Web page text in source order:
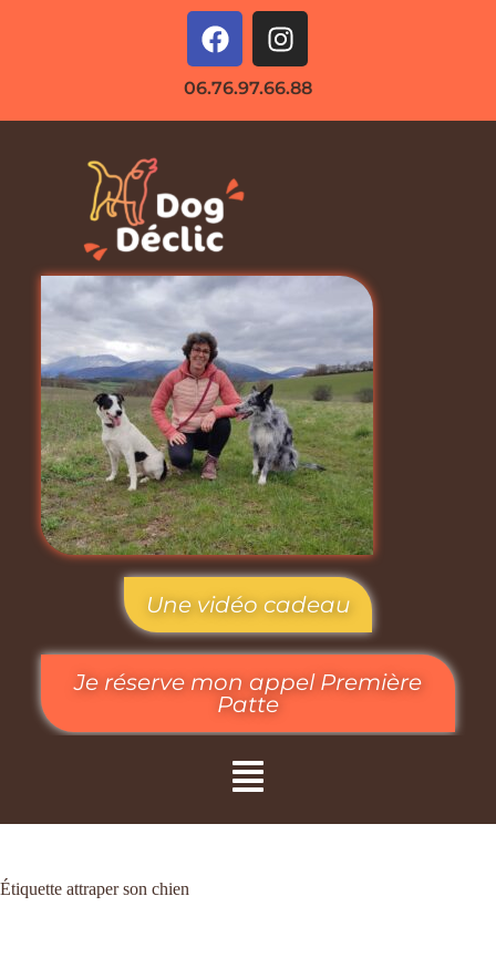
06.76.97.66.88
Une vidéo cadeau
Je réserve mon appel Première
Patte
Étiquette attraper son chien